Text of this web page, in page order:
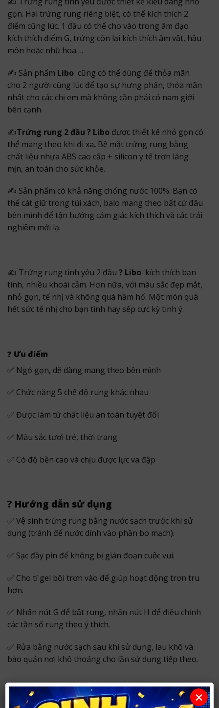
gọn. Hai trứng rung riêng biệt, có thể kích thích 2
điểm cũng lúc. 1 đầu có thể cho vào trong âm đạo
kích thích điểm G, trứng còn lại kích thích âm vật, hậu
môn hoặc nhũ hoa….
✍ Sản phẩm Libo cũng có thể dùng để thỏa mãn
cho 2 người cùng lúc để tạo sự hưng phấn, thỏa mãn
nhất cho các chị em mà không cần phải có nam giới
bên cạnh.
✍Trứng rung 2 đầu ? Libo được thiết kế nhỏ gọn có
thể mang theo khi đi xa. Bề mặt trứng rung bằng
chất liệu nhựa ABS cao cấp + silicon y tế trơn láng
mịn, an toàn cho sức khỏe.
✍ Sản phẩm có khả năng chống nước 100%. Bạn có
thể cát giữ trong túi xách, balo mang theo bất cứ đâu
bên mình để tận hưởng cảm giác kích thích và các trải
nghiệm mới lạ.
✍ Trứng rung tình yêu 2 đầu ? Libo kích thích bạn
tình, nhiều khoái cảm. Hơn nữa, với màu sắc đẹp mắt,
nhỏ gọn, tế nhị và không quá hầm hố. Một món quà
hết sức tế nhị cho bạn tình hay sếp cực kỳ tinh ý.
? Ưu điểm
✅ Ngỏ gọn, dẽ dàng mang theo bên mình
✅ Chức năng 5 chế độ rung khác nhau
✅ Được làm từ chất liệu an toàn tuyệt đối
✅ Màu sắc tươi trẻ, thời trang
✅ Có độ bền cao và chịu được lực va đập
? Hướng dẫn sử dụng
✅ Vệ sinh trứng rung bằng nước sạch trước khi sử
dụng (tránh để nước dính vào phần bo mạch).
✅ Sạc đầy pin để không bị gián đoạn cuộc vui.
✅ Cho tí gel bôi trơn vào để giúp hoạt động trơn tru
hơn.
✅ Nhấn nút G để bật rung, nhấn nút H để điều chỉnh
các tần số rung theo ý thích.
✅ Rửa bằng nước sạch sau khi sử dụng, lau khô và
bảo quản nơi khô thoáng cho lần sử dụng tiếp theo.
SHOPNGUOILON37.COM – CHUYÊN KINH DOANH
×